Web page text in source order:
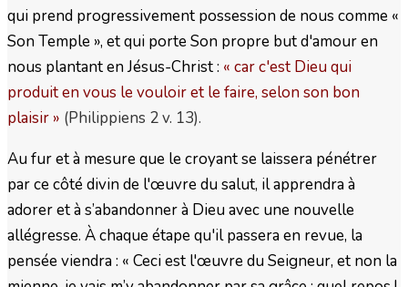
qui prend progressivement possession de nous comme «
Son Temple », et qui porte Son propre but d'amour en
nous plantant en Jésus-Christ : « car c'est Dieu qui
produit en vous le vouloir et le faire, selon son bon
plaisir » (Philippiens 2 v. 13).
Au fur et à mesure que le croyant se laissera pénétrer
par ce côté divin de l'œuvre du salut, il apprendra à
adorer et à s’abandonner à Dieu avec une nouvelle
allégresse. À chaque étape qu'il passera en revue, la
pensée viendra : « Ceci est l'œuvre du Seigneur, et non la